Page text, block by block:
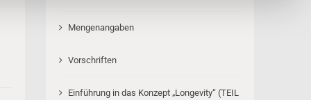
Mengenangaben
Vorschriften
Einführung in das Konzept „Longevity“ (TEIL